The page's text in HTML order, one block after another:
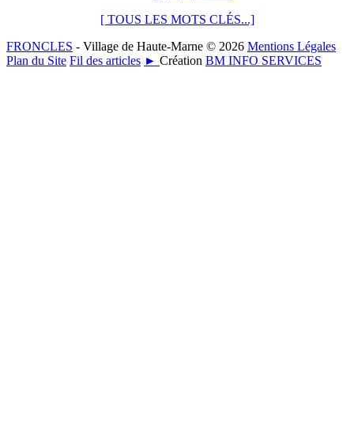
[ TOUS LES MOTS CLÉS...]
FRONCLES - Village de Haute-Marne © 2026 Mentions Légales
Plan du Site Fil des articles ► Création BM INFO SERVICES